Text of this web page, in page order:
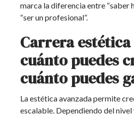
marca la diferencia entre “saber
“ser un profesional”.
Carrera estética
cuánto puedes
cuánto puedes
La estética avanzada permite
escalable. Dependiendo del nivel